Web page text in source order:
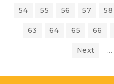
54 55 56 57 58
63 64 65 66
Next ...